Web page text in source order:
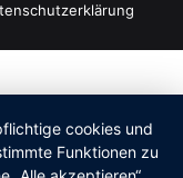
cookies und
Funktionen zu